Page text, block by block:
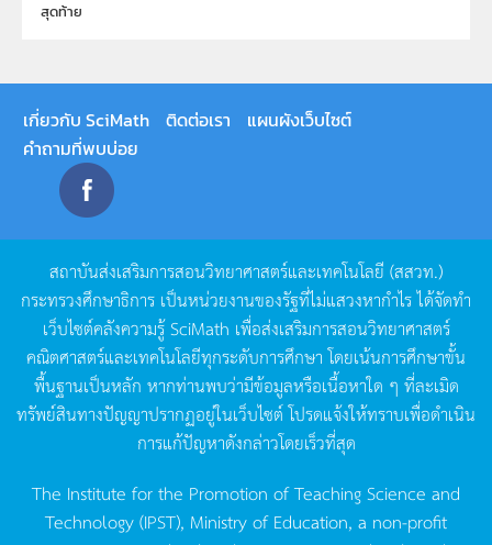
สุดท้าย
เกี่ยวกับ SciMath ติดต่อเรา
แผนผังเว็บไซต์
คำถามที่พบบ่อย
สถาบันส่งเสริมการสอนวิทยาศาสตร์และเทคโนโลยี (สสวท.)
กระทรวงศึกษาธิการ เป็นหน่วยงานของรัฐที่ไม่แสวงหากำไรได้จัดทำ
เว็บไซต์คลังความรู้SciMath เพื่อส่งเสริมการสอนวิทยาศาสตร์
คณิตศาสตร์และเทคโนโลยีทุกระดับการศึกษา โดยเน้นการศึกษาขั้น
พื้นฐานเป็นหลัก หากท่านพบว่ามีข้อมูลหรือเนื้อหาใด ๆ ที่ละเมิด
ทรัพย์สินทางปัญญาปรากฏอยู่ในเว็บไซต์โปรดแจ้งให้ทราบเพื่อดำเนิน
การแก้ปัญหาดังกล่าวโดยเร็วที่สุด
The Institute for the Promotion of Teaching Science and
Technology (IPST), Ministry of Education, a non-profit